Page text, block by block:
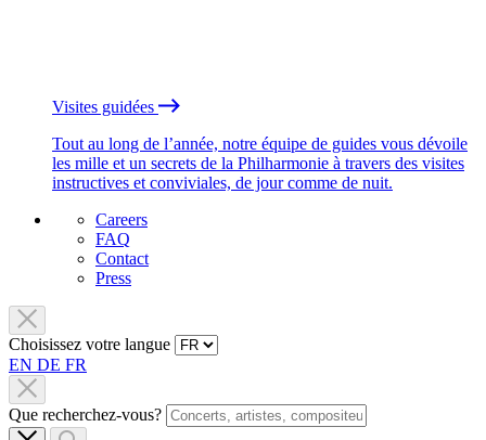
Visites guidées
Tout au long de l’année, notre équipe de guides vous dévoile
les mille et un secrets de la Philharmonie à travers des visites
instructives et conviviales, de jour comme de nuit.
Careers
FAQ
Contact
Press
Choisissez votre langue
EN DE FR
Que recherchez-vous?